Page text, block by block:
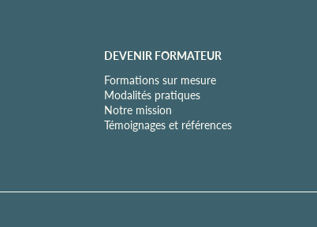
DEVENIR FORMATEUR
Formations sur mesure
Modalités pratiques
Notre mission
Témoignages et références